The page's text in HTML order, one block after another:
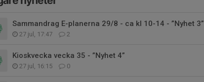
Sammandrag E-planerna 29/8 - ca kl 10-14 - ”Nyhet 3”
27 jul, 17:47 2
Kioskvecka vecka 35 - ”Nyhet 4”
27 jul, 16:15 0